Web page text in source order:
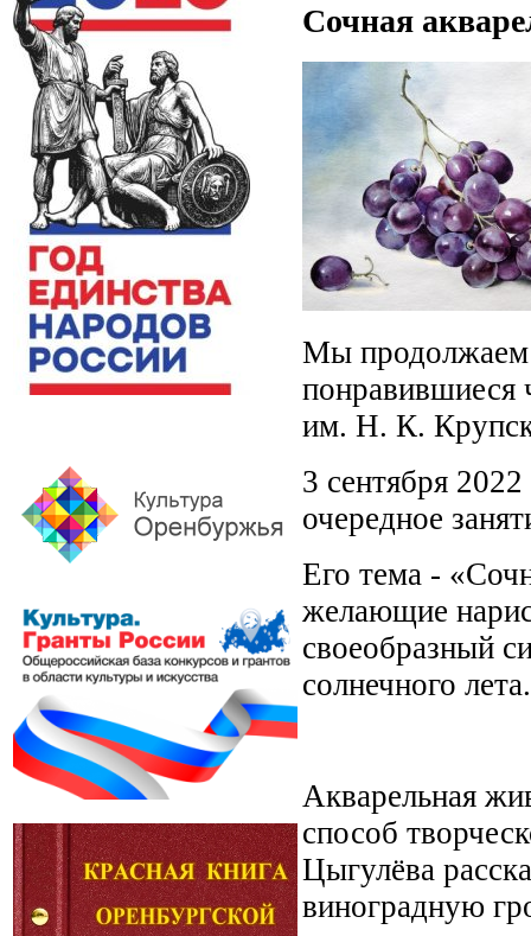
Сочная
Мы продолжаем
понравившиеся
им. Н. К.
3 сентября
очередное
Его тема -
желающие
своеобразный
солнечного лета.
Акварельная
способ
Цыгулёва
виноградную